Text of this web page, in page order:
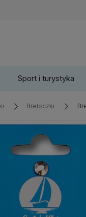
Sport i turystyka
Breloczki